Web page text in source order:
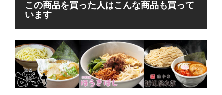
この商品を買った人はこんな商品も買って
います